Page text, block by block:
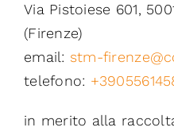
Via Pistoiese 601,
(Firenze)
email: stm-
telefono:
in merito alla